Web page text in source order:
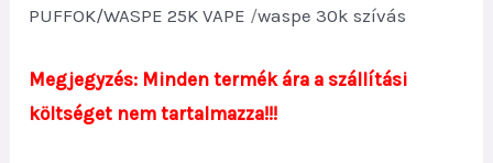
PUFFOK/WASPE 25K VAPE /waspe 30k szívás
Megjegyzés: Minden termék ára a szállítási
költséget nem tartalmazza!!!